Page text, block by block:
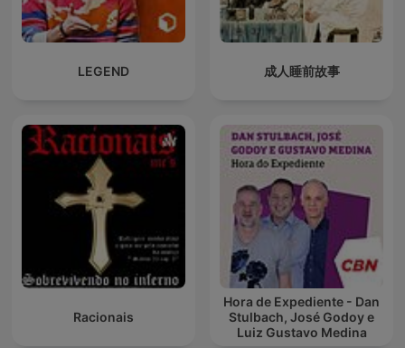
LEGEND 成人睡前故事
Racionais
Hora de Expediente - Dan
Stulbach, José Godoy e
Luiz Gustavo Medina